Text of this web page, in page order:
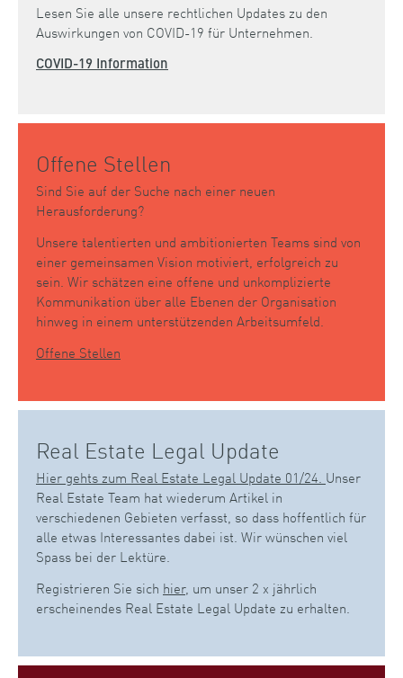
Lesen Sie alle unsere rechtlichen Updates zu den
Auswirkungen von COVID-19 für Unternehmen.
COVID-19 Information
Offene Stellen
Sind Sie auf der Suche nach einer neuen
Herausforderung?
Unsere talentierten und ambitionierten Teams sind von
einer gemeinsamen Vision motiviert, erfolgreich zu
sein. Wir schätzen eine offene und unkomplizierte
Kommunikation über alle Ebenen der Organisation
hinweg in einem unterstützenden Arbeitsumfeld.
Offene Stellen
Real Estate Legal Update
Hier gehts zum Real Estate Legal Update 01/24. Unser
Real Estate Team hat wiederum Artikel in
verschiedenen Gebieten verfasst, so dass hoffentlich für
alle etwas Interessantes dabei ist. Wir wünschen viel
Spass bei der Lektüre.
Registrieren Sie sich hier, um unser 2 x jährlich
erscheinendes Real Estate Legal Update zu erhalten.